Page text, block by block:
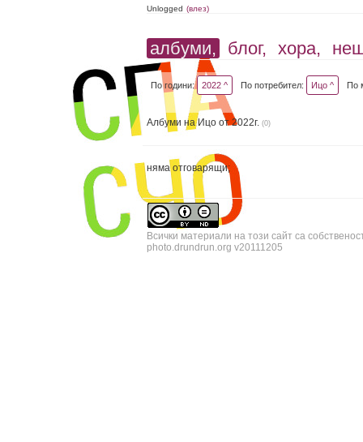
Unlogged (влез)
албуми, блог, хора,
По години: 2022 ^ По потребител: Ицо ^ По
Албуми на Ицо от 2022г. (0)
няма отговарящи;
Всички материали на този сайт са
photo.drundrun.org v20111205